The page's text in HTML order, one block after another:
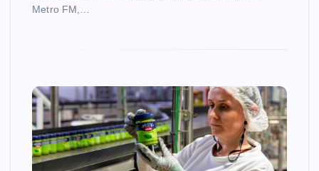
Metro FM,…